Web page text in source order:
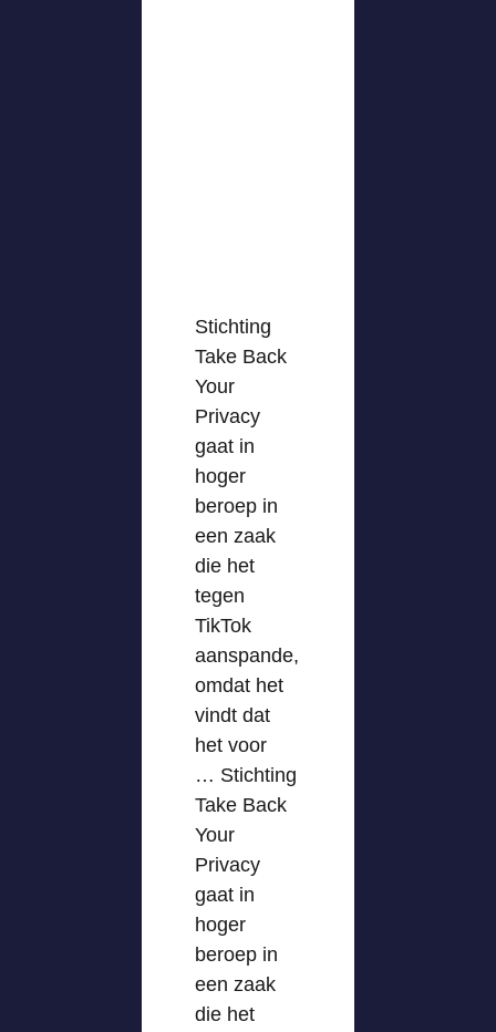
Stichting
Take Back
Your
Privacy
gaat in
hoger
beroep in
een zaak
die het
tegen
TikTok
aanspande,
omdat het
vindt dat
het voor
… Stichting
Take Back
Your
Privacy
gaat in
hoger
beroep in
een zaak
die het